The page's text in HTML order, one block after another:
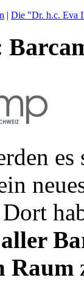
| Die "Dr. h.c. Eva
Raum